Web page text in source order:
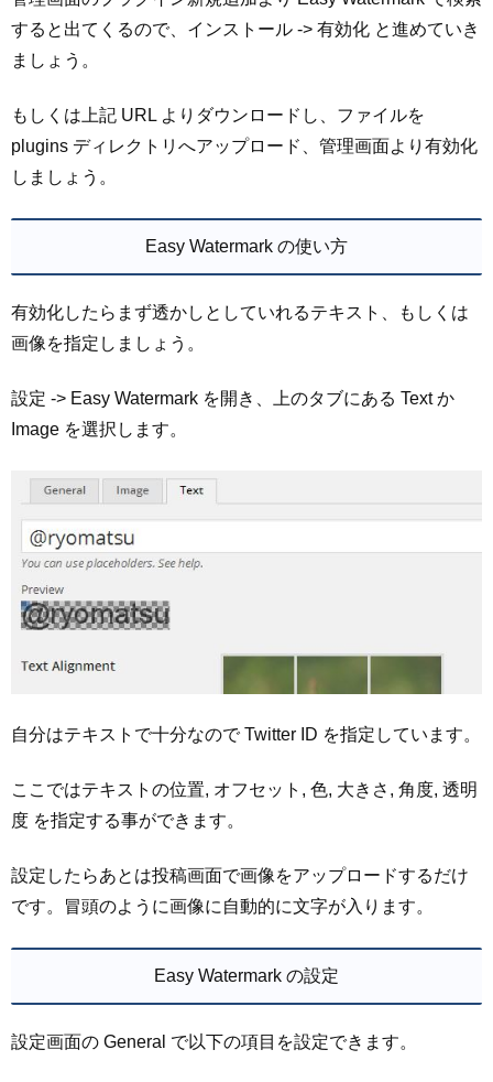
すると出てくるので、インストール -> 有効化 と進めていき
ましょう。
もしくは上記 URL よりダウンロードし、ファイルを
plugins ディレクトリへアップロード、管理画面より有効化
しましょう。
Easy Watermark の使い方
有効化したらまず透かしとしていれるテキスト、もしくは
画像を指定しましょう。
設定 -> Easy Watermark を開き、上のタブにある Text か
Image を選択します。
自分はテキストで十分なので Twitter ID を指定しています。
ここではテキストの位置, オフセット, 色, 大きさ, 角度, 透明
度 を指定する事ができます。
設定したらあとは投稿画面で画像をアップロードするだけ
です。冒頭のように画像に自動的に文字が入ります。
Easy Watermark の設定
設定画面の General で以下の項目を設定できます。